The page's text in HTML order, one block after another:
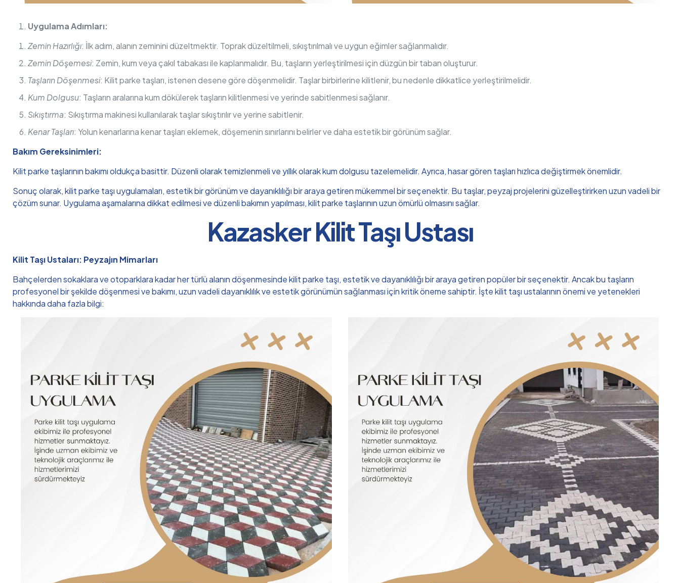
Uygulama Adımları:
Zemin Hazırlığı: İlk adım, alanın zeminini düzeltmektir. Toprak düzeltilmeli, sıkıştırılmalı ve uygun eğimler sağlanmalıdır.
Zemin Döşemesi: Zemin, kum veya çakıl tabakası ile kaplanmalıdır. Bu, taşların yerleştirilmesi için düzgün bir taban oluşturur.
Taşların Döşenmesi: Kilit parke taşları, istenen desene göre döşenmelidir. Taşlar birbirlerine kilitlenir, bu nedenle dikkatlice yerleştirilmelidir.
Kum Dolgusu: Taşların aralarına kum dökülerek taşların kilitlenmesi ve yerinde sabitlenmesi sağlanır.
Sıkıştırma: Sıkıştırma makinesi kullanılarak taşlar sıkıştırılır ve yerine sabitlenir.
Kenar Taşları: Yolun kenarlarına kenar taşları eklemek, döşemenin sınırlarını belirler ve daha estetik bir görünüm sağlar.
Bakım Gereksinimleri:
Kilit parke taşlarının bakımı oldukça basittir. Düzenli olarak temizlenmeli ve yıllık olarak kum dolgusu tazelemelidir. Ayrıca, hasar gören taşları hızlıca değiştirmek önemlidir.
Sonuç olarak, kilit parke taşı uygulamaları, estetik bir görünüm ve dayanıklılığı bir araya getiren mükemmel bir seçenektir. Bu taşlar, peyzaj projelerini güzelleştirirken uzun vadeli bir
çözüm sunar. Uygulama aşamalarına dikkat edilmesi ve düzenli bakımın yapılması, kilit parke taşlarının uzun ömürlü olmasını sağlar.
Kazasker Kilit Taşı Ustası
Kilit Taşı Ustaları: Peyzajın Mimarları
Bahçelerden sokaklara ve otoparklara kadar her türlü alanın döşenmesinde kilit parke taşı, estetik ve dayanıklılığı bir araya getiren popüler bir seçenektir. Ancak bu taşların
profesyonel bir şekilde döşenmesi ve bakımı, uzun vadeli dayanıklılık ve estetik görünümün sağlanması için kritik öneme sahiptir. İşte kilit taşı ustalarının önemi ve yetenekleri
hakkında daha fazla bilgi: